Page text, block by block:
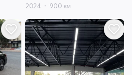
2024 900 км